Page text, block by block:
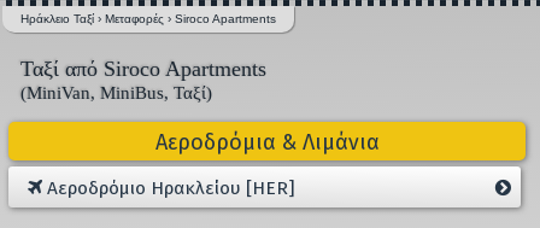
Ηράκλειο Ταξί ›Μεταφορές ›Siroco Apartments
Ταξί από Siroco Apartments
(MiniVan, MiniBus, Ταξί)
Αεροδρόμια & Λιμάνια
Αεροδρόμιο Ηρακλείου [HER]